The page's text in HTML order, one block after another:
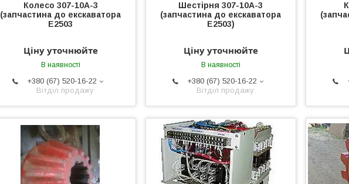
Колесо 307-10А-3
(запчастина до екскаватора
Е2503
Ціну уточнюйте
В наявності
+380 (67) 520-16-22
Вітділ продажу
Шестірня 307-10А-3
(запчастина до екскаватора
Е2503)
Ціну уточнюйте
В наявності
+380 (67) 520-16-22
Вітділ продажу